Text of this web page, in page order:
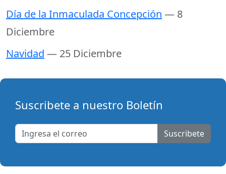
Día de la Inmaculada Concepción — 8
Diciembre
Navidad — 25 Diciembre
Suscribete a nuestro Boletín
Suscribete